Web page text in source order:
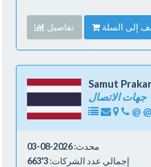
تفاصيل إلى السلة
Samut
جهات الاتصال
@ @
محدث:2026-08-03
إجمالي عدد الشركات:3'663